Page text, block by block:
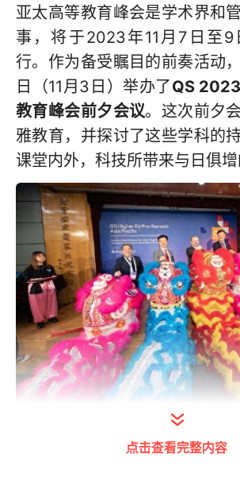
亚太高等教育峰会是学术界和
事，将于2023年11月7日至9
行。作为备受瞩目的前奏活动，
日（11月3日）举办了QS 2023
教育峰会前夕会议。这次前夕
雅教育，并探讨了这些学科的
课堂内外，科技所带来与日俱增
QS高级副总裁Ben Sowter先
大校董会主席姚祖辉先生（右
点击查看完整内容